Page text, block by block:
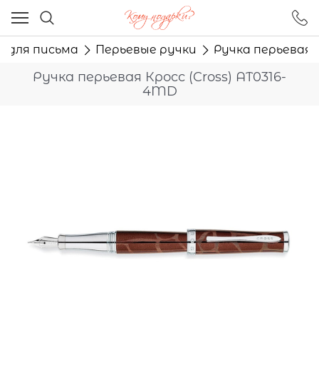
для письма Перьевые ручки Ручка перьевая
Ручка перьевая Кросс (Cross) AT0316-
4MD
Ваш город - Москва,
угадали?
ДА НЕТ